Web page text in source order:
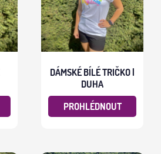
DÁMSKÉ BÍLÉ TRIČKO |
DUHA
PROHLÉDNOUT